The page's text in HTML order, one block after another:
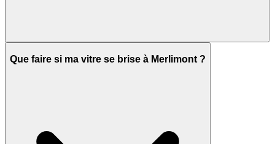
Que faire si ma vitre se brise à Merlimont ?